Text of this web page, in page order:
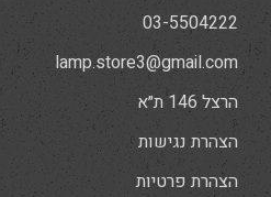
03-5504222
lamp.store3@gmail.com
הרצל 146 ת״א
הצהרת נגישות
הצהרת פרטיות